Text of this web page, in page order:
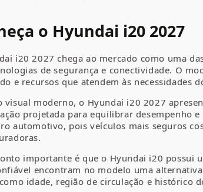
o Hyundai i20 2027
i20 2027 chega ao mercado como uma
de segurança e conectividade. O
e recursos que atendem às necessidades
visual moderno, o Hyundai i20 2027
projetada para equilibrar desempenho
automotivo, pois veículos mais seguros
importante é que o Hyundai i20 possui
encontram no modelo uma
idade, região de circulação e histórico